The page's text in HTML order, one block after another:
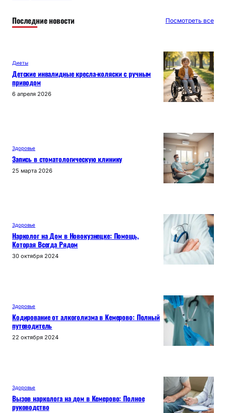
Последние новости Посмотреть все
Диеты
Детские инвалидные кресла-коляски с ручным
приводом
6 апреля 2026
Здоровье
Запись в стоматологическую клинику
25 марта 2026
Здоровье
Нарколог на Дом в Новокузнецке: Помощь,
Которая Всегда Рядом
30 октября 2024
Здоровье
Кодирование от алкоголизма в Кемерово: Полный
путеводитель
22 октября 2024
Здоровье
Вызов нарколога на дом в Кемерово: Полное
руководство